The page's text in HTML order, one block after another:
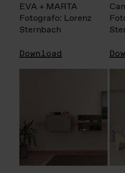
EVA + MARTA
Fotografo: Lorenz
Sternbach
Download